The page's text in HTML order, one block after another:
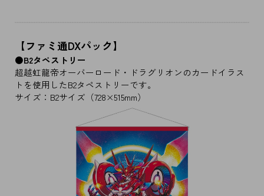
【ファミ通DXパック】
●B2タペストリー
超越虹龍帝オーバーロード・ドラグリオンのカードイラス
トを使用したB2タペストリーです。
サイズ：B2サイズ（728×515mm）